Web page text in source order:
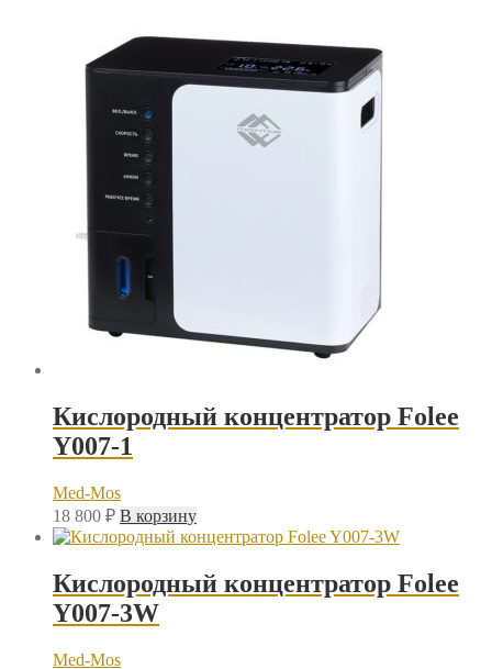
Кислородный концентратор Folee
Y007-1
Med-Mos
18 800 ₽ В корзину
Кислородный концентратор Folee
Y007-3W
Med-Mos